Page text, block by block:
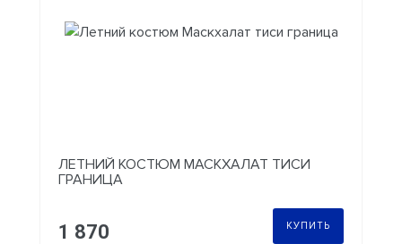
ЛЕТНИЙ КОСТЮМ МАСКХАЛАТ ТИСИ
ГРАНИЦА
1 870 КУПИТЬ